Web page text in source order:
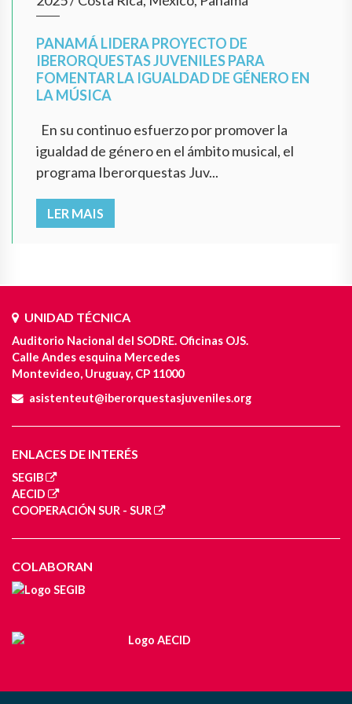
PANAMÁ LIDERA PROYECTO DE
IBERORQUESTAS JUVENILES PARA
FOMENTAR LA IGUALDAD DE GÉNERO EN
LA MÚSICA
En su continuo esfuerzo por promover la
igualdad de género en el ámbito musical, el
programa Iberorquestas Juv...
LER MAIS
UNIDAD TÉCNICA
Auditorio Nacional del SODRE. Oficinas OJS.
Calle Andes esquina Mercedes
Montevideo, Uruguay, CP 11000
asistenteut@iberorquestasjuveniles.org
ENLACES DE INTERÉS
SEGIB
AECID
COOPERACIÓN SUR - SUR
COLABORAN